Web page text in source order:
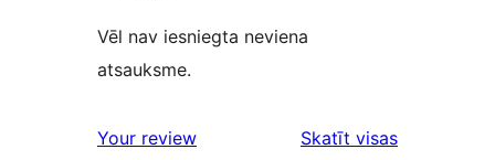
Vēl nav iesniegta neviena
atsauksme.
Your review Skatīt visasatsauksmes